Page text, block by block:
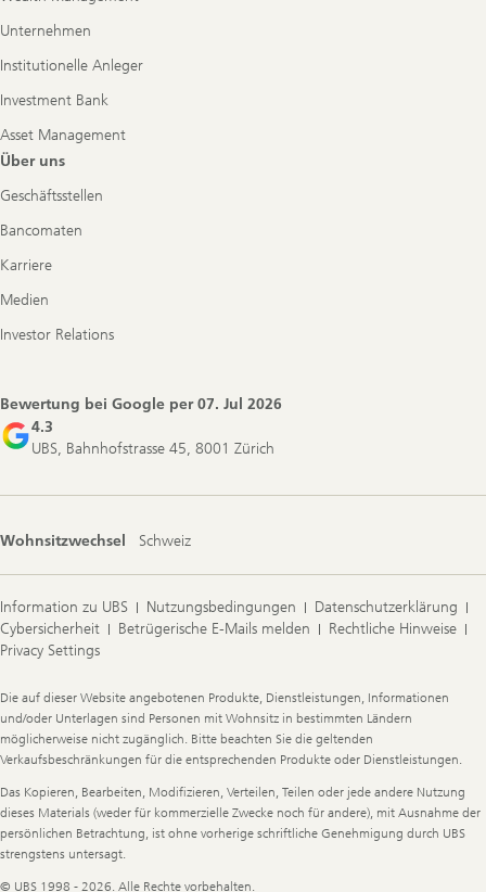
Unternehmen
Institutionelle Anleger
Investment Bank
Asset Management
Über uns
Geschäftsstellen
Bancomaten
Karriere
Medien
Investor Relations
Bewertung bei Google per07. Jul 2026
4.3
UBS, Bahnhofstrasse 45, 8001 Zürich
Wohnsitzwechsel Schweiz
Information zu UBS Nutzungsbedingungen
Datenschutzerklärung
Cybersicherheit
Betrügerische E-Mails melden
Rechtliche Hinweise
Privacy Settings
Legal
Information
Die auf dieser Website angebotenen Produkte, Dienstleistungen, Informationen
und/oder Unterlagen sind Personen mit Wohnsitz in bestimmten Ländern
möglicherweise nicht zugänglich. Bitte beachten Sie die geltenden
Verkaufsbeschränkungen für die entsprechenden Produkte oder Dienstleistungen.
Das Kopieren, Bearbeiten, Modifizieren, Verteilen, Teilen oder jede andere Nutzung
dieses Materials (weder für kommerzielle Zwecke noch für andere), mit Ausnahme der
persönlichen Betrachtung, ist ohne vorherige schriftliche Genehmigung durch UBS
strengstens untersagt.
© UBS 1998 - 2026. Alle Rechte vorbehalten.